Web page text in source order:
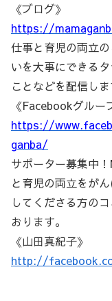
《ブログ》
https://
仕事と育児の両立
いを大事にできる
ことなどを配信し
《Facebookグルー
https://
ganba/
サポーター募集中
と育児の両立をが
してくださる方の
おります。
《山田真紀子》
http://